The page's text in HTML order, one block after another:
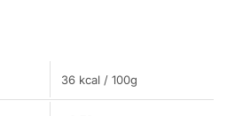
36 kcal / 100g